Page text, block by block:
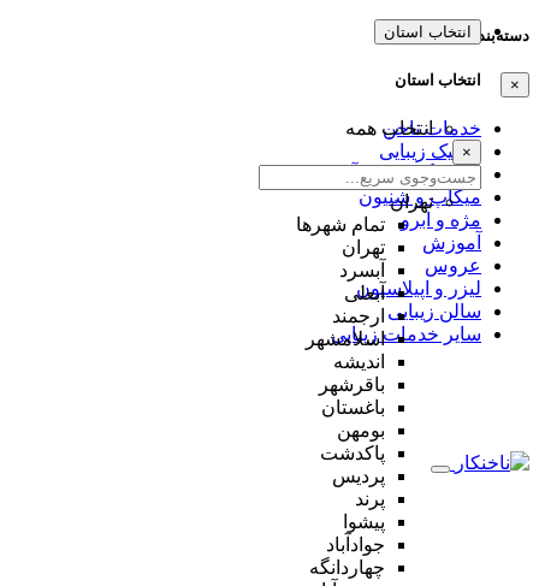
دسته‌بندی‌ها
×
خدمات ناخن
کلینیک زیبایی
فروشگاه لوازم آرایش
میکاپ و شنیون
مژه و ابرو
آموزش
عروس
لیزر و اپیلاسیون
سالن زیبایی
سایر خدمات زیبایی
انتخاب استان
انتخاب استان
انتخاب همه
×
تهران
تمام شهر‌ها
تهران
آبسرد
آبعلی
ارجمند
اسلامشهر
اندیشه
باقرشهر
باغستان
بومهن
پاکدشت
پردیس
پرند
پیشوا
جوادآباد
چهاردانگه